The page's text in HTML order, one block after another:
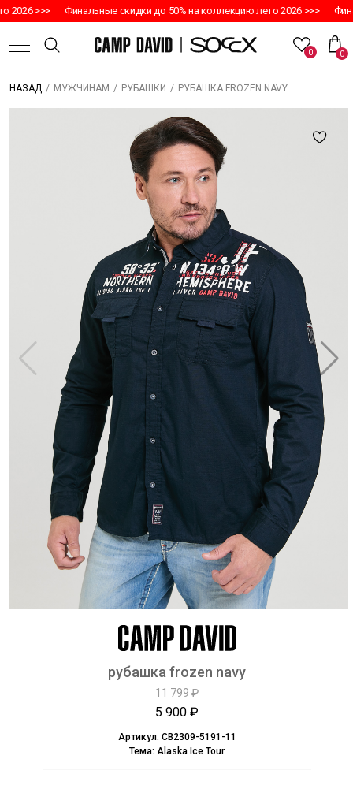
>>> Финальные скидки до 50% на коллекцию лето 2026 >>>
0 0
НАЗАД / МУЖЧИНАМ / РУБАШКИ / РУБАШКА FROZEN NAVY
рубашка frozen navy
11 799 ₽
5 900 ₽
Артикул: CB2309-5191-11
Тема: Alaska Ice Tour